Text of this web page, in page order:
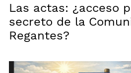
Las actas: ¿acceso
secreto de la
Regantes?